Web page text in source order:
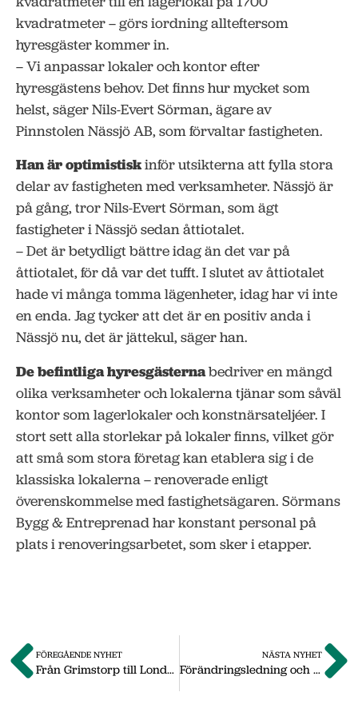
kvadratmeter – görs iordning allteftersom
hyresgäster kommer in.
– Vi anpassar lokaler och kontor efter
hyresgästens behov. Det finns hur mycket som
helst, säger Nils-Evert Sörman, ägare av
Pinnstolen Nässjö AB, som förvaltar fastigheten.
Han är optimistiskinför utsikterna att fylla stora
delar av fastigheten med verksamheter. Nässjö är
på gång, tror Nils-Evert Sörman, som ägt
fastigheter i Nässjö sedan åttiotalet.
– Det är betydligt bättre idag än det var på
åttiotalet, för då var det tufft. I slutet av åttiotalet
hade vi många tomma lägenheter, idag har vi inte
en enda. Jag tycker att det är en positiv anda i
Nässjö nu, det är jättekul, säger han.
De befintliga hyresgästernabedriver en mängd
olika verksamheter och lokalerna tjänar som såväl
kontor som lagerlokaler och konstnärsateljéer. I
stort sett alla storlekar på lokaler finns, vilket gör
att små som stora företag kan etablera sig i de
klassiska lokalerna – renoverade enligt
överenskommelse med fastighetsägaren. Sörmans
Bygg & Entreprenad har konstant personal på
plats i renoveringsarbetet, som sker i etapper.
FÖREGÅENDE NYHET
Från Grimstorp till London – komponenter på export
NÄSTA NYHET
Förändringsledning och utveckling i fokus för nätverk